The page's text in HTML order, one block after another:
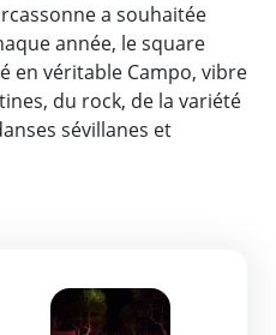
a souhaitée
année, le square
en véritable Campo, vibre
du rock, de la variété
sévillanes et
Zoom de l'image